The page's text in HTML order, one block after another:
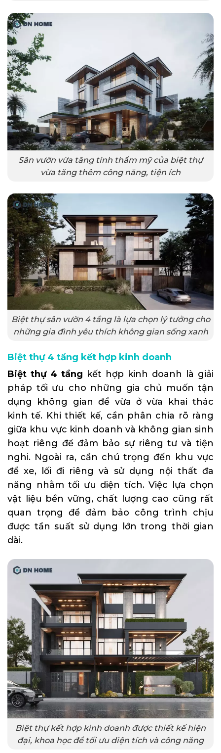
Sân vườn vừa tăng tính thẩm mỹ của biệt thự
vừa tăng thêm công năng, tiện ích
Biệt thự sân vườn 4 tầng là lựa chọn lý tưởng cho
những gia đình yêu thích không gian sống xanh
Biệt thự 4 tầng kết hợp kinh doanh
Biệt thự 4 tầng kết hợp kinh doanh là giải
pháp tối ưu cho những gia chủ muốn tận
dụng không gian để vừa ở vừa khai thác
kinh tế. Khi thiết kế, cần phân chia rõ ràng
giữa khu vực kinh doanh và không gian sinh
hoạt riêng để đảm bảo sự riêng tư và tiện
nghi. Ngoài ra, cần chú trọng đến khu vực
để xe, lối đi riêng và sử dụng nội thất đa
năng nhằm tối ưu diện tích. Việc lựa chọn
vật liệu bền vững, chất lượng cao cũng rất
quan trọng để đảm bảo công trình chịu
được tần suất sử dụng lớn trong thời gian
dài.
Biệt thự kết hợp kinh doanh được thiết kế hiện
đại, khoa học để tối ưu diện tích và công năng